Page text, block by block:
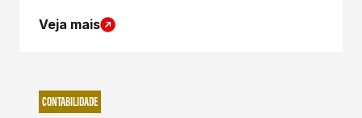
Veja mais
CONTABILIDADE